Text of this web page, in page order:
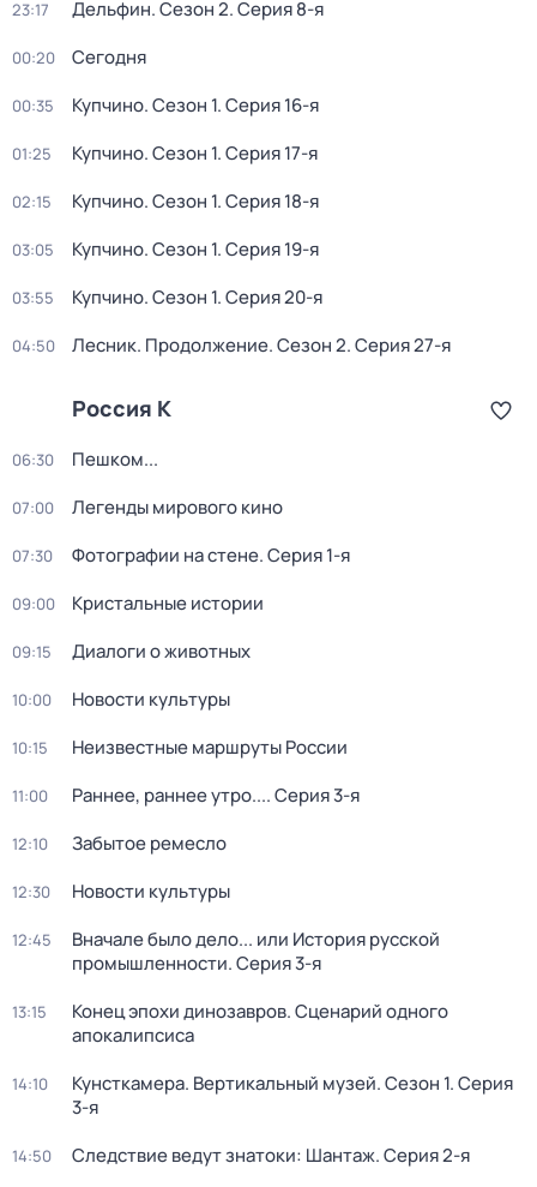
23:17 Дельфин. Сезон 2. Серия 8-я
00:20 Сегодня
00:35 Купчино. Сезон 1. Серия 16-я
01:25 Купчино. Сезон 1. Серия 17-я
02:15 Купчино. Сезон 1. Серия 18-я
03:05 Купчино. Сезон 1. Серия 19-я
03:55 Купчино. Сезон 1. Серия 20-я
04:50 Лесник. Продолжение. Сезон 2. Серия 27-я
Россия К
06:30 Пешком...
07:00 Легенды мирового кино
07:30 Фотографии на стене. Серия 1-я
09:00 Кристальные истории
09:15 Диалоги о животных
10:00 Новости культуры
10:15 Неизвестные маршруты России
11:00 Раннее, раннее утро.... Серия 3-я
12:10 Забытое ремесло
12:30 Новости культуры
12:45
Вначале было дело... или История русской
промышленности. Серия 3-я
13:15
Конец эпохи динозавров. Сценарий одного
апокалипсиса
14:10 Кунсткамера. Вертикальный музей. Сезон 1. Серия
3-я
14:50 Следствие ведут знатоки: Шантаж. Серия 2-я